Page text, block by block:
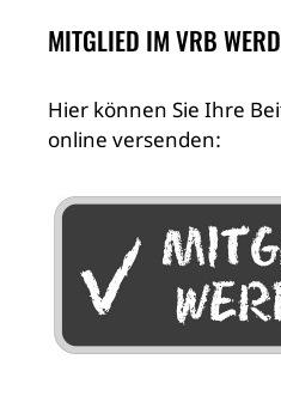
MITGLIED IM VRB
Hier können Sie Ihre
online versenden: